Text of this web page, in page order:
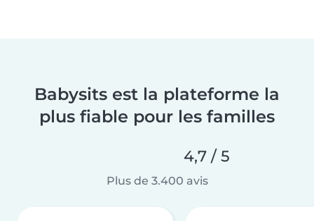
Babysits est la plateforme la
plus fiable pour les familles
4,7 / 5
Plus de 3.400 avis